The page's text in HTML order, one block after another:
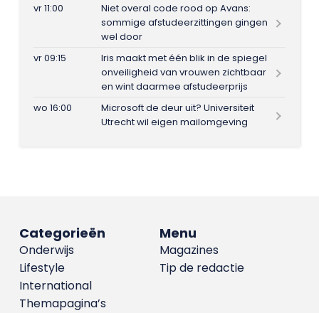
vr 11:00
Niet overal code rood op Avans:
sommige afstudeerzittingen gingen
wel door
vr 09:15
Iris maakt met één blik in de spiegel
onveiligheid van vrouwen zichtbaar
en wint daarmee afstudeerprijs
wo 16:00
Microsoft de deur uit? Universiteit
Utrecht wil eigen mailomgeving
Menu
Magazines
Tip de redactie
Categorieën
Onderwijs
Lifestyle
International
Themapagina’s